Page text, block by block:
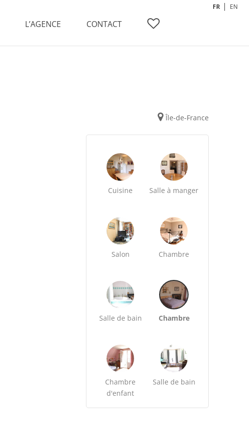
L’AGENCE CONTACT
FR EN
Île-de-France
Cuisine Salle à manger
Salon Chambre
Salle de bain Chambre
Chambre
d'enfant
Salle de bain